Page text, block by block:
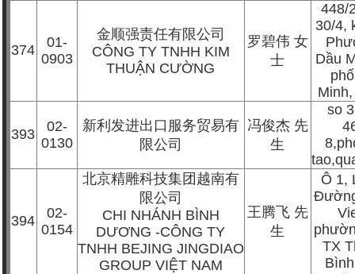
374
01-
0903
金顺强责任有限公司
CÔNG TY TNHH KIM
THUẬN CƯỜNG
罗碧伟 女
士
448/
30/4,
Dầu
393
02-
0130
新利发进出口服务贸易有
限公司
冯俊杰 先
生
so
394
02-
0154
北京精雕科技集团越南有
限公司
CHI NHÁNH BÌNH
DƯƠNG -CÔNG TY
TNHH BEJING JINGDIAO
GROUP VIỆT NAM
王腾飞 先
生
Ô 1,
TX